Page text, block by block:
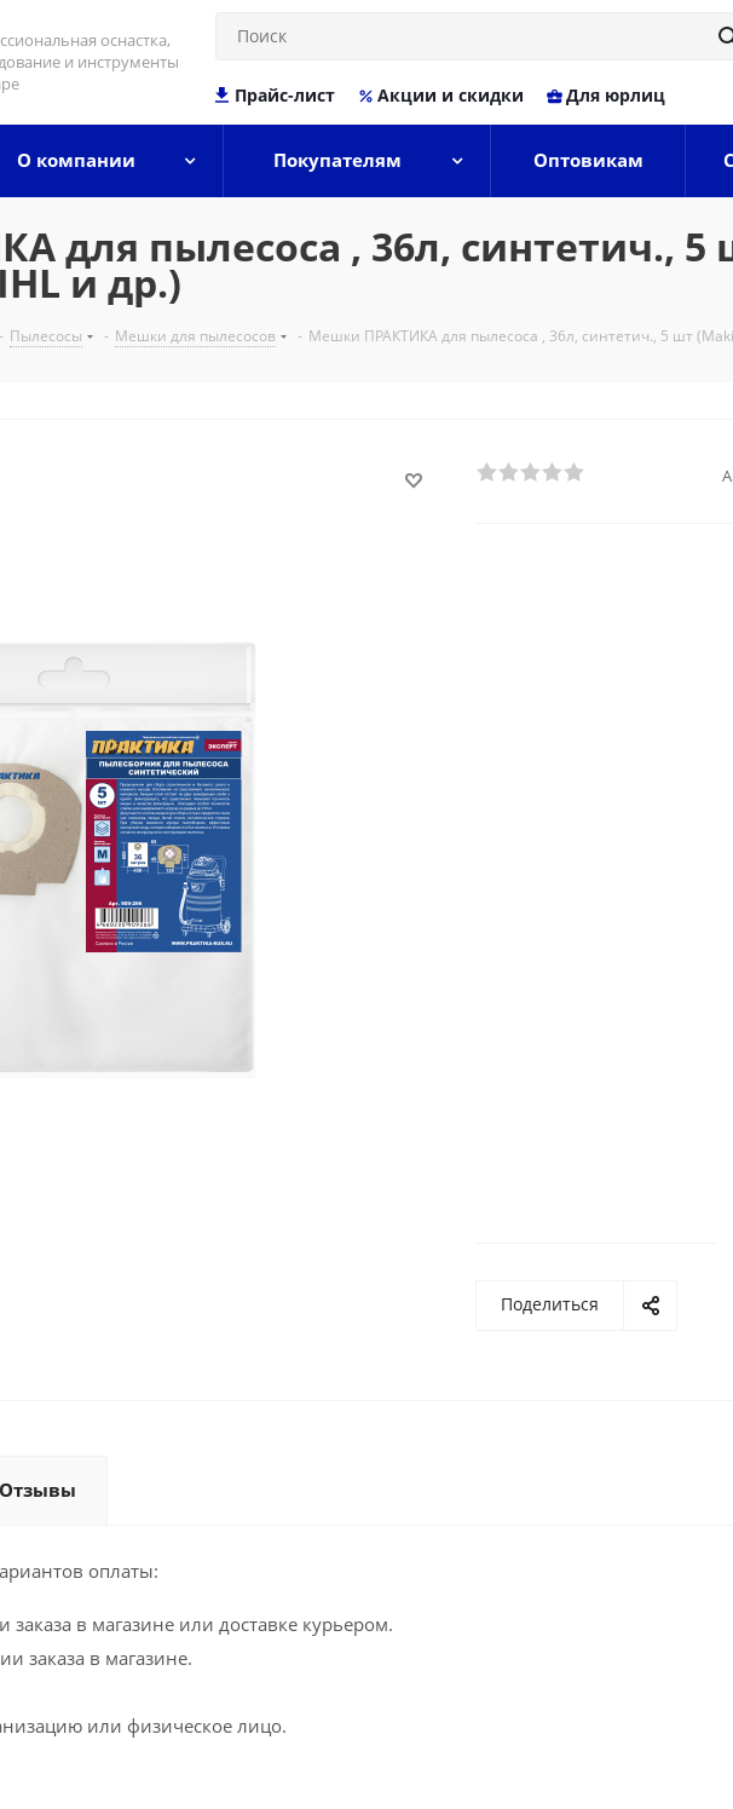
оснастка,
и инструменты
Прайс-лист Акции и скидки Для юрлиц
О компании Покупателям Оптовикам
для пылесоса , 36л, синтетич., 5
и др.)
- Пылесосы - Мешки для пылесосов - Мешки ПРАКТИКА для пылесоса , 36л, синтетич., 5 шт
Поделиться
Отзывы
оплаты:
в магазине или доставке курьером.
заказа в магазине.
или физическое лицо.